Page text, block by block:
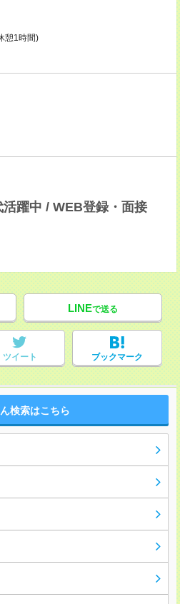
憩1時間)
躍中 / WEB登録・面接
LINEで送る
ツイート ブックマーク
検索はこちら